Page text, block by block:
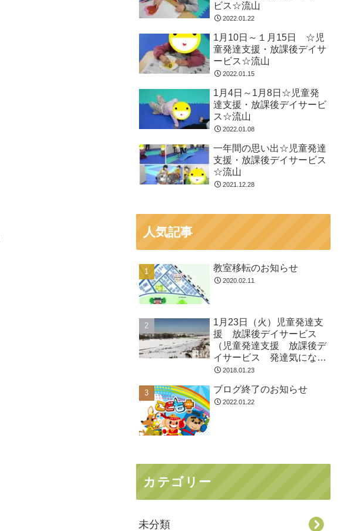
ビス☆流山
2022.01.22
1月10日～１月15日 ☆児
童発達支援・放課後デイサ
ービス☆流山
2022.01.15
1月4日～1月8日☆児童発
達支援・放課後デイサービ
ス☆流山
2022.01.08
一年間の思い出☆児童発達
支援・放課後デイサービス
☆流山
2021.12.28
人気記事
教室移転のお知らせ
2020.02.11
1月23日（火）児童発達支
援 放課後デイサービス
（児童発達支援 放課後デ
イサービス 発達気にな
る 放デイ 自閉症 学習
スペルガー症候群
2018.01.23
ブログ終了のお知らせ
2022.01.22
カテゴリー
未分類